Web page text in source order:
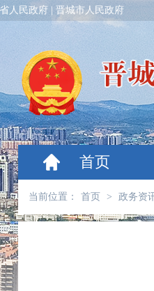
人民政府 晋城市人民政府
首页
当前位置： 首页 > 政务资